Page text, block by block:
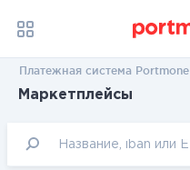
Платежная система Portmone
Маркетплейсы